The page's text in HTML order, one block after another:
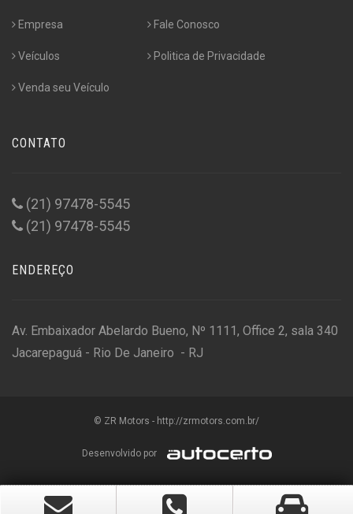
Empresa
Veículos
Venda seu Veículo
Fale Conosco
Politica de Privacidade
CONTATO
(21) 97478-5545
(21) 97478-5545
ENDEREÇO
Av. Embaixador Abelardo Bueno, Nº 1111, Office 2, sala 340
Jacarepaguá - Rio De Janeiro - RJ
© ZR Motors - http://zrmotors.com.br/
Desenvolvido por